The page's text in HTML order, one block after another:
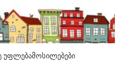
უფლებამოსილებები